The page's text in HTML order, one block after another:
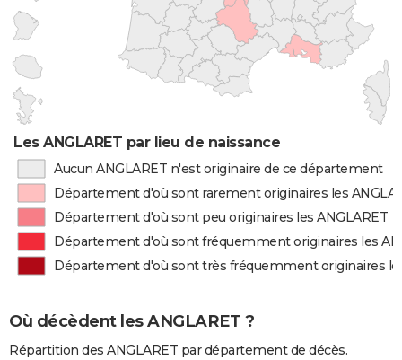
Les ANGLARET par lieu de naissance
Aucun ANGLARET n'est originaire de ce département
Département d'où sont rarement originaires les
Département d'où sont peu originaires les ANGLARET
Département d'où sont fréquemment originaires les
Département d'où sont très fréquemment originaires
Où décèdent les ANGLARET ?
Répartition des ANGLARET par département de décès.